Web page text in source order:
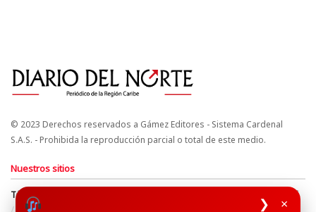
❯ ×
© 2023 Derechos reservados a Gámez Editores - Sistema Cardenal
S.A.S. - Prohibida la reproducción parcial o total de este medio.
Nuestros sitios
Términos y Condiciones
Derechos de Autor y Propiedad Intelectual